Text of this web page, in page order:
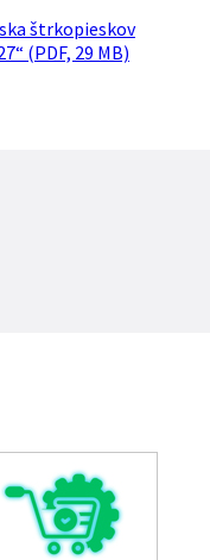
štrkopieskov
(PDF, 29 MB)